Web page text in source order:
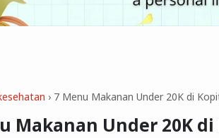
› 7 Menu Makanan Under 20K di
Makanan Under 20K